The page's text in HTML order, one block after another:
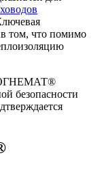
в том, что помимо
безопасности